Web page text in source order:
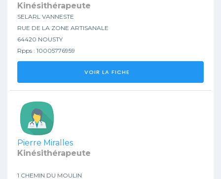
Kinésithérapeute
SELARL VANNESTE
RUE DE LA ZONE ARTISANALE
64420 NOUSTY
Rpps : 10005776959
VOIR LA FICHE
Pierre Miralles
Kinésithérapeute
1 CHEMIN DU MOULIN